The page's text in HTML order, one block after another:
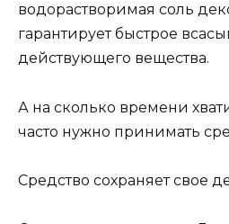
водорастворимая соль
гарантирует быстрое
действующего вещества.
А на сколько времени
часто нужно принимать
Средство сохраняет свое